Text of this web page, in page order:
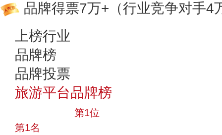
品牌得票7万+ （行业竞争对手4
上榜行业
品牌榜
品牌投票
旅游平台品牌榜
第1位
第1名